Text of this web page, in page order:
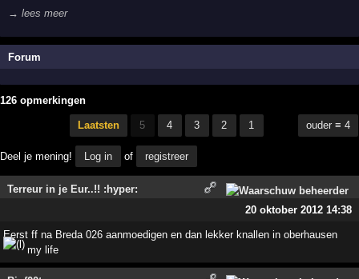
→ lees meer
Forum
126 opmerkingen
Laatsten 5 4 3 2 1 ouder ≡ 4
Deel je mening! Log in of registreer
Terreur in je Eur..!! :hyper:
20 oktober 2012 14:38
Eerst ff na Breda 026 aanmoedigen en dan lekker knallen in oberhausen
my life